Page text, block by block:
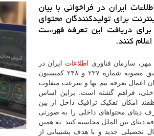
ایران در فراخوانی با بیان
برای تولیدكنندگان محتوای
دریافت این تعرفه فهرست
كنند.
سازمان فناوری اطلاعات ایران در
اطلاعیه ای اعلام نمود: بر طبق مصوبه شماره ۲۳۷ و ۲۴۸ کمیسیون
اعمال تعرفه نیم بها و سرعت متفاوت
داخلی، فراهم گشته است. براین اساس
امکان تفکیک ترافیک داخل از بین
دیتای محتواهای داخلی را به صورتی
بین الملل محاسبه کنند. به همین
تحصیلی جدید و با هدف پشتیبانی از